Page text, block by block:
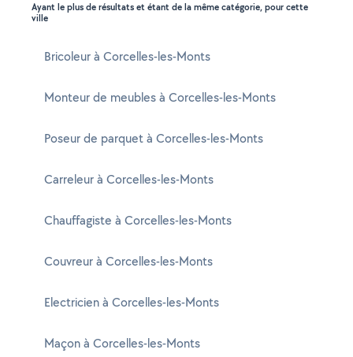
Ayant le plus de résultats et étant de la même catégorie, pour cette
ville
Bricoleur à Corcelles-les-Monts
Monteur de meubles à Corcelles-les-Monts
Poseur de parquet à Corcelles-les-Monts
Carreleur à Corcelles-les-Monts
Chauffagiste à Corcelles-les-Monts
Couvreur à Corcelles-les-Monts
Electricien à Corcelles-les-Monts
Maçon à Corcelles-les-Monts